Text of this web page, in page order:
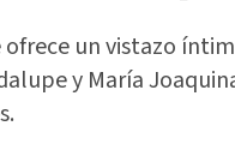
un vistazo
y María